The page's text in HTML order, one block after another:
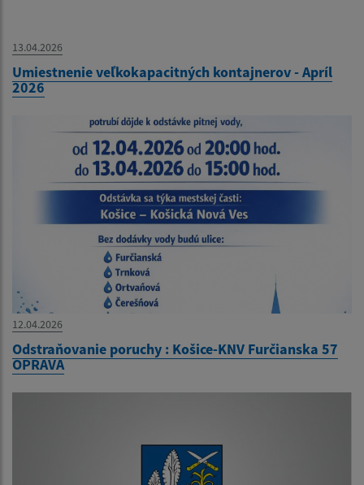
13.04.2026
Umiestnenie veľkokapacitných kontajnerov - Apríl
2026
12.04.2026
Odstraňovanie poruchy : Košice-KNV Furčianska 57
OPRAVA